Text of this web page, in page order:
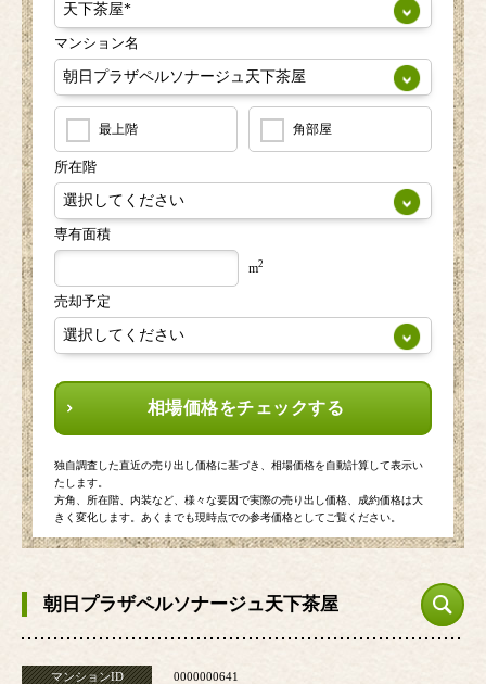
マンション名
最上階 角部屋
所在階
専有面積
m2
売却予定
相場価格をチェックする
独自調査した直近の売り出し価格に基づき、相場価格を自動計算して表示い
たします。
方角、所在階、内装など、様々な要因で実際の売り出し価格、成約価格は大
きく変化します。あくまでも現時点での参考価格としてご覧ください。
朝日プラザペルソナージュ天下茶屋
マンションID 0000000641